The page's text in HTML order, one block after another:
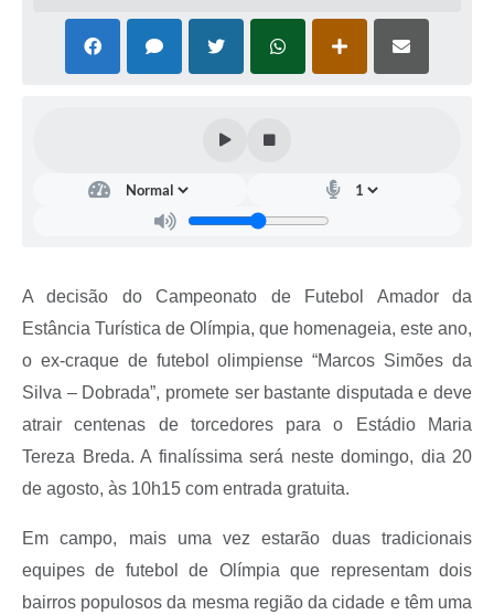
A decisão do Campeonato de Futebol Amador da
Estância Turística de Olímpia, que homenageia, este ano,
o ex-craque de futebol olimpiense “Marcos Simões da
Silva – Dobrada”, promete ser bastante disputada e deve
atrair centenas de torcedores para o Estádio Maria
Tereza Breda. A finalíssima será neste domingo, dia 20
de agosto, às 10h15 com entrada gratuita.
Em campo, mais uma vez estarão duas tradicionais
equipes de futebol de Olímpia que representam dois
bairros populosos da mesma região da cidade e têm uma